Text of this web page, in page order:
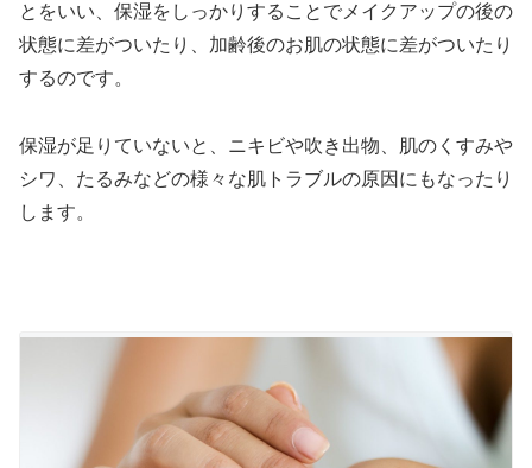
とをいい、保湿をしっかりすることでメイクアップの後の
状態に差がついたり、加齢後のお肌の状態に差がついたり
するのです。
保湿が足りていないと、ニキビや吹き出物、肌のくすみや
シワ、たるみなどの様々な肌トラブルの原因にもなったり
します。